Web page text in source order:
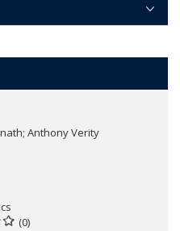
Anthony Verity
(0)